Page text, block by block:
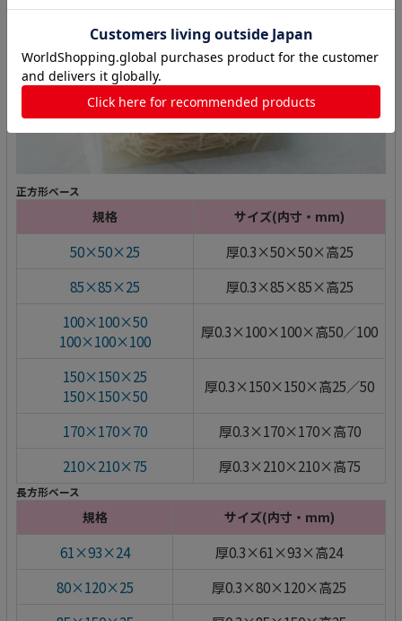
正方形ベース
規格 サイズ(内寸・mm)
50×50×25
厚0.3×50×50×高25
85×85×25
厚0.3×85×85×高25
100×100×50
100×100×100
厚0.3×100×100×高50／100
150×150×25
150×150×50
厚0.3×150×150×高25／50
170×170×70
厚0.3×170×170×高70
210×210×75
厚0.3×210×210×高75
長方形ベース
規格 サイズ(内寸・mm)
61×93×24
厚0.3×61×93×高24
80×120×25
厚0.3×80×120×高25